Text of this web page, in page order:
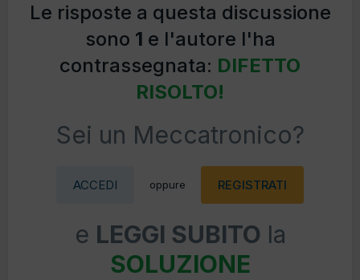
Le risposte a questa discussione
sono 1 e l'autore l'ha
contrassegnata: DIFETTO
RISOLTO!
Sei un Meccatronico?
ACCEDI oppure REGISTRATI
e LEGGI SUBITO la
SOLUZIONE